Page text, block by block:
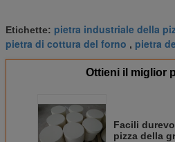
Etichette: pietra industriale della
pietra di cottura del forno , pietra
Ottieni il miglior
Facili
pizza della